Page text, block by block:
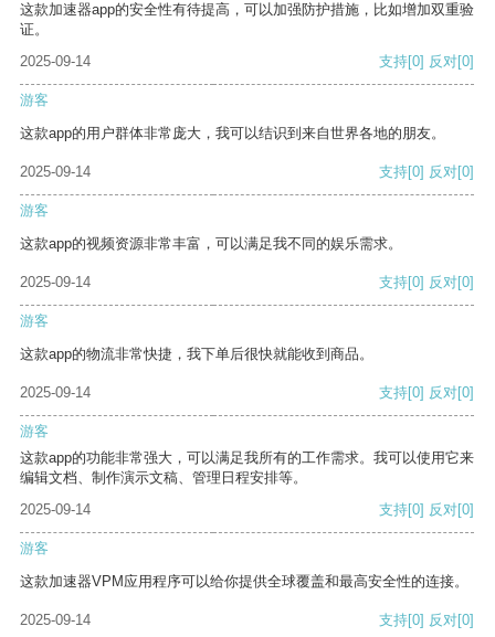
这款加速器app的安全性有待提高，可以加强防护措施，比如增加双重验
证。
2025-09-14
支持[0] 反对[0]
游客
这款app的用户群体非常庞大，我可以结识到来自世界各地的朋友。
2025-09-14 支持[0] 反对[0]
游客
这款app的视频资源非常丰富，可以满足我不同的娱乐需求。
2025-09-14 支持[0] 反对[0]
游客
这款app的物流非常快捷，我下单后很快就能收到商品。
2025-09-14 支持[0] 反对[0]
游客
这款app的功能非常强大，可以满足我所有的工作需求。我可以使用它来
编辑文档、制作演示文稿、管理日程安排等。
2025-09-14
支持[0] 反对[0]
游客
这款加速器VPM应用程序可以给你提供全球覆盖和最高安全性的连接。
2025-09-14 支持[0] 反对[0]